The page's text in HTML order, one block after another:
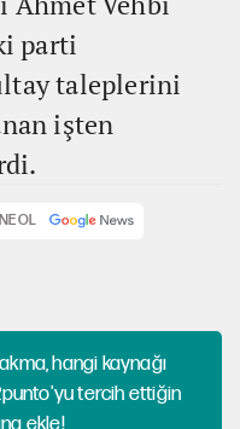
parti
taleplerini
işten
OL
hangi kaynağı
tercih ettiğin
ekle!